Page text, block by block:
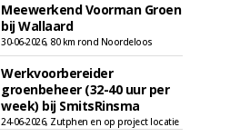
Meewerkend Voorman Groen
bij Wallaard
30-06-2026, 80 km rond Noordeloos
Werkvoorbereider
groenbeheer (32-40 uur per
week) bij SmitsRinsma
24-06-2026, Zutphen en op project locatie